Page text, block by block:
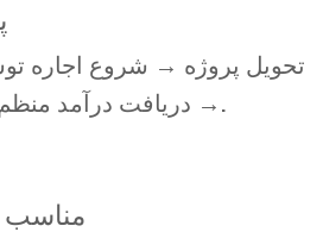
تحویل پروژه → شروع اجاره
→ دریافت درآمد منظم توسط سرمایه‌گذار.